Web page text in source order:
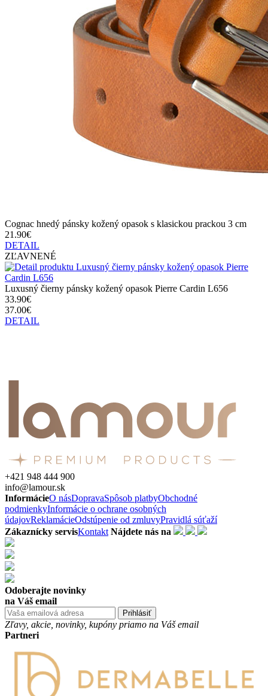
Cognac hnedý pánsky kožený opasok s klasickou prackou 3 cm
21.90€
DETAIL
ZĽAVNENÉ
Luxusný čierny pánsky kožený opasok Pierre Cardin L656
33.90€
37.00€
DETAIL
+421 948 444 900
info@lamour.sk
InformácieO násDopravaSpôsob platbyObchodné
podmienkyInformácie o ochrane osobných
údajovReklamácieOdstúpenie od zmluvyPravidlá súťaží
Zákaznícky servisKontakt Nájdete nás na
Odoberajte novinky
na Váš email
Prihlásiť
Zľavy, akcie, novinky, kupóny priamo na Váš email
Partneri